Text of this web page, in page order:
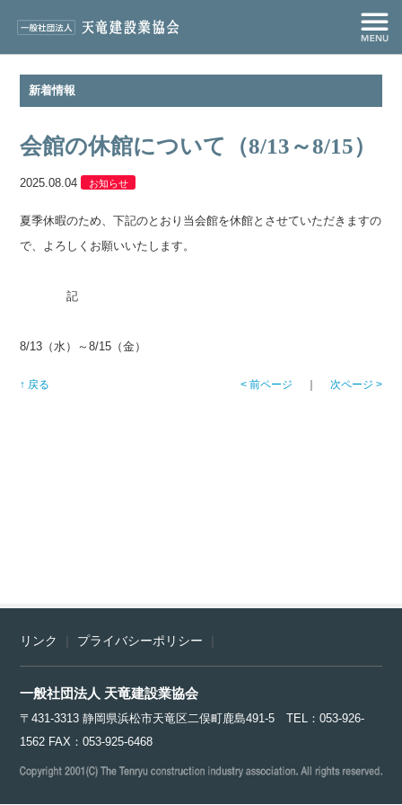
新着情報
会館の休館について（8/13～8/15）
2025.08.04 お知らせ
夏季休暇のため、下記のとおり当会館を休館とさせていただきますの
で、よろしくお願いいたします。
記
8/13（水）～8/15（金）
↑ 戻る 次ページ >
< 前ページ
リンク プライバシーポリシー
一般社団法人 天竜建設業協会
〒431-3313 静岡県浜松市天竜区二俣町鹿島491-5 TEL：053-926-
1562 FAX：053-925-6468